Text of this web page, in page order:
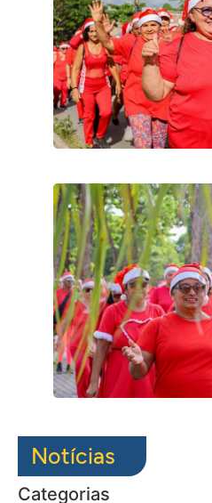
Notícias
Categorias